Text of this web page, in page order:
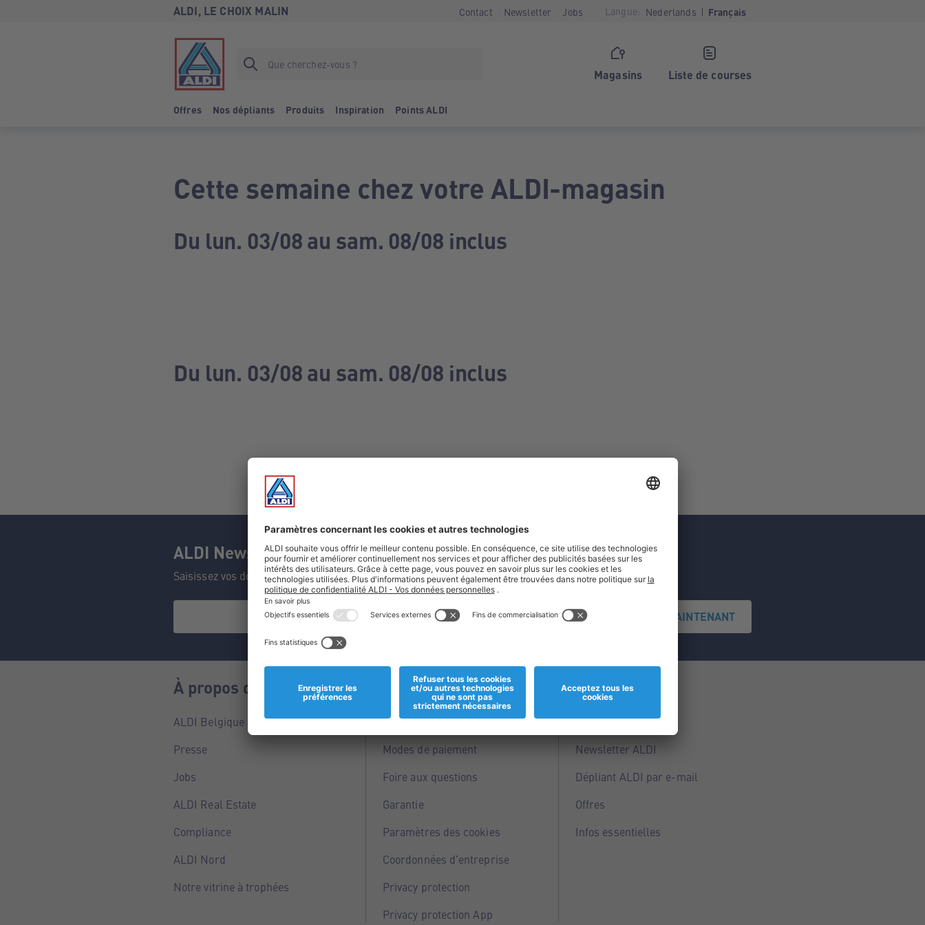
ALDI, LE CHOIX MALIN Contact Newsletter Jobs Langue: Nederlands Français
Magasins Liste de courses
Offres Nos dépliants Produits Inspiration Points ALDI
Cette semaine chez votre ALDI-magasin
Du lun. 03/08 au sam. 08/08 inclus
Du lun. 03/08 au sam. 08/08 inclus
ALDI Newsletter
Saisissez vos données et ne manquez aucune de nos offres.
S'INSCRIRE MAINTENANT
À propos de nous
ALDI Belgique
Presse
Jobs
ALDI Real Estate
Compliance
ALDI Nord
Notre vitrine à trophées
Informations
Magasins
Modes de paiement
Foire aux questions
Garantie
Paramètres des cookies
Coordonnées d'entreprise
Privacy protection
Privacy protection App
Service
Points ALDI
Newsletter ALDI
Dépliant ALDI par e-mail
Offres
Infos essentielles